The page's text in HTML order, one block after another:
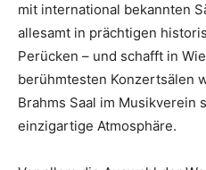
mit international bekannten
allesamt in prächtigen
Perücken – und schafft in
berühmtesten Konzertsälen
Brahms Saal im Musikverein
einzigartige Atmosphäre.